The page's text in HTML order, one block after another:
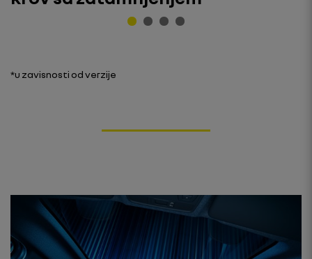
*u zavisnosti od verzije